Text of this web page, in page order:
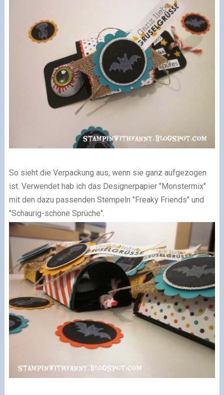
So sieht die Verpackung aus, wenn sie ganz aufgezogen
ist. Verwendet hab ich das Designerpapier "Monstermix"
mit den dazu passenden Stempeln "Freaky Friends" und
"Schaurig-schöne Sprüche".